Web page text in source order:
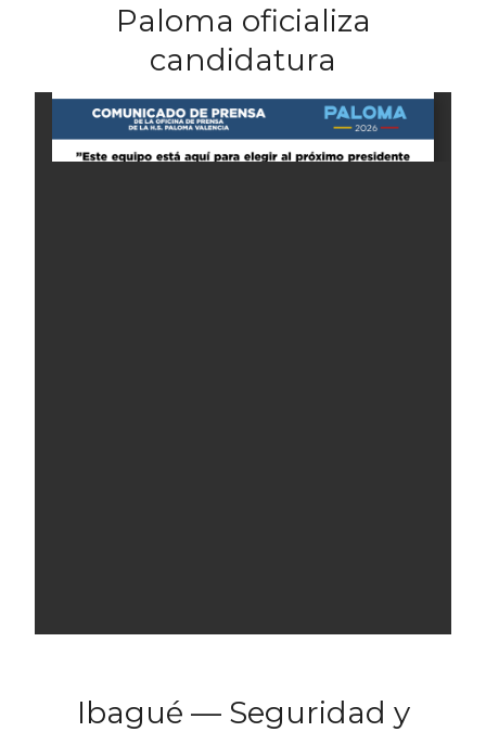
Paloma oficializa
candidatura
Ibagué — Seguridad y